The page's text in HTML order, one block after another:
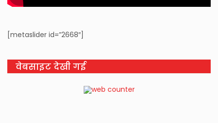
[metaslider id=”2668″]
वेबसाइट देखी गई